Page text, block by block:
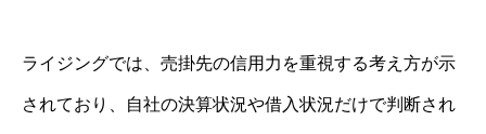
ライジングでは、売掛先の信用力を重視する考え方が示
されており、自社の決算状況や借入状況だけで判断され